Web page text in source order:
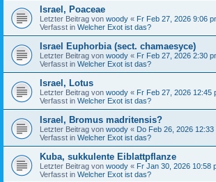
Israel, Poaceae
Letzter Beitrag von woody « Fr Feb 27, 2026 9:06
Verfasst in Welcher Exot ist das?
Israel Euphorbia (sect. chamaesyce)
Letzter Beitrag von woody « Fr Feb 27, 2026 2:30
Verfasst in Welcher Exot ist das?
Israel, Lotus
Letzter Beitrag von woody « Fr Feb 27, 2026 12:45
Verfasst in Welcher Exot ist das?
Israel, Bromus madritensis?
Letzter Beitrag von woody « Do Feb 26, 2026 12:33
Verfasst in Welcher Exot ist das?
Kuba, sukkulente Eiblattpflanze
Letzter Beitrag von woody « Fr Jan 30, 2026 10:58
Verfasst in Welcher Exot ist das?